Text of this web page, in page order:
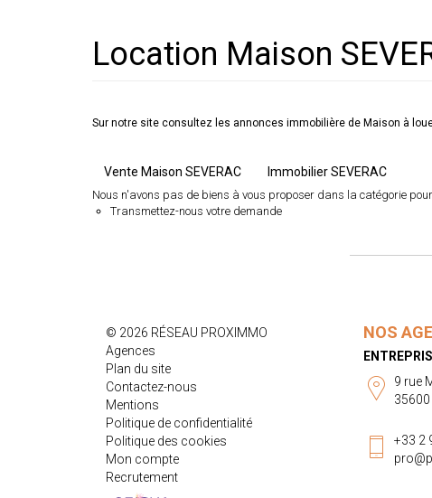
Location Maison
Sur notre site consultez les annonces immobilière de Maison à
Vente Maison SEVERAC Immobilier SEVERAC
Nous n'avons pas de biens à vous proposer dans la catégorie
Transmettez-nous votre demande
© 2026 RÉSEAU PROXIMMO
Agences
Plan du site
Contactez-nous
Mentions
Politique de confidentialité
Politique des cookies
Mon compte
Recrutement
NOS
9 rue
35600
+33 2